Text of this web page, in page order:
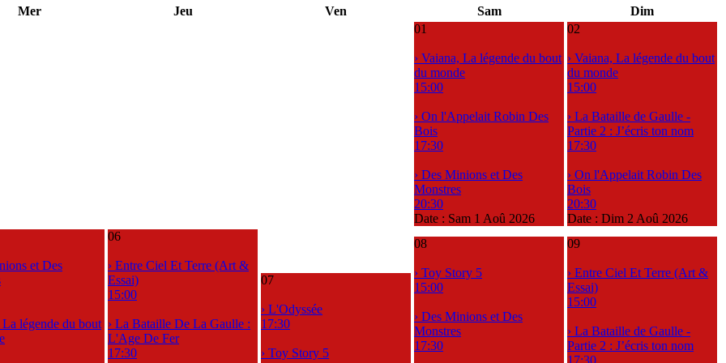
Mer Jeu Ven Sam
Dim
01
› Vaiana, La légende du bout
du monde
15:00
› On l'Appelait Robin Des
Bois
17:30
› Des Minions et Des
Monstres
20:30
Date : Sam 1 Aoû 2026
02
› Vaiana, La légende du bout
du monde
15:00
› La Bataille de Gaulle -
Partie 2 : J’écris ton nom
17:30
› On l'Appelait Robin Des
Bois
20:30
Date : Dim 2 Aoû 2026
et Des
La légende du bout
06
› Entre Ciel Et Terre (Art &
Essai)
15:00
› La Bataille De La Gaulle :
L'Age De Fer
17:30
07
› L'Odyssée
17:30
› Toy Story 5
08
› Toy Story 5
15:00
› Des Minions et Des
Monstres
17:30
09
› Entre Ciel Et Terre (Art &
Essai)
15:00
› La Bataille de Gaulle -
Partie 2 : J’écris ton nom
17:30